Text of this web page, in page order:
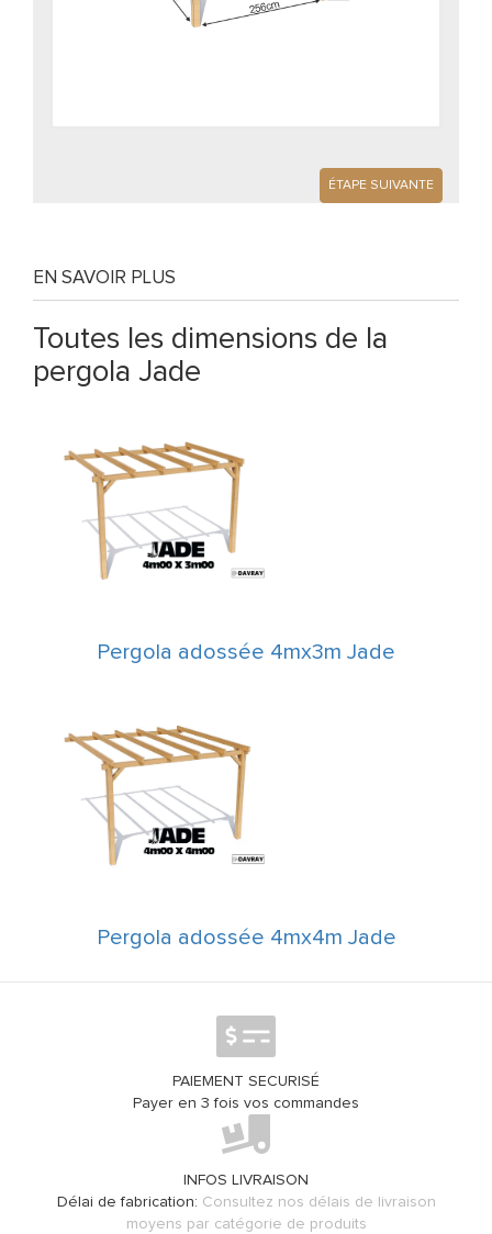
ÉTAPE SUIVANTE
EN SAVOIR PLUS
Toutes les dimensions de la
pergola Jade
Pergola adossée 4mx3m Jade
Pergola adossée 4mx4m Jade
PAIEMENT SECURISÉ
Payer en 3 fois vos commandes
INFOS LIVRAISON
Délai de fabrication: Consultez nos délais de livraison
moyens par catégorie de produits